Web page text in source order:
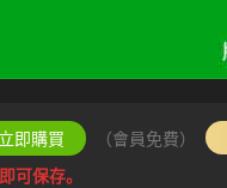
立即購買 （會員免費）
可保存。